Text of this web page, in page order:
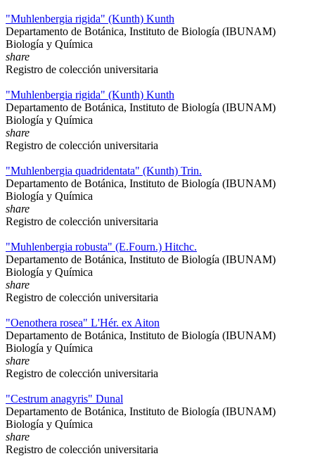
"Muhlenbergia rigida" (Kunth) Kunth
Departamento de Botánica, Instituto de Biología (IBUNAM)
Biología y Química
share
Registro de colección universitaria
"Muhlenbergia rigida" (Kunth) Kunth
Departamento de Botánica, Instituto de Biología (IBUNAM)
Biología y Química
share
Registro de colección universitaria
"Muhlenbergia quadridentata" (Kunth) Trin.
Departamento de Botánica, Instituto de Biología (IBUNAM)
Biología y Química
share
Registro de colección universitaria
"Muhlenbergia robusta" (E.Fourn.) Hitchc.
Departamento de Botánica, Instituto de Biología (IBUNAM)
Biología y Química
share
Registro de colección universitaria
"Oenothera rosea" L'Hér. ex Aiton
Departamento de Botánica, Instituto de Biología (IBUNAM)
Biología y Química
share
Registro de colección universitaria
"Cestrum anagyris" Dunal
Departamento de Botánica, Instituto de Biología (IBUNAM)
Biología y Química
share
Registro de colección universitaria